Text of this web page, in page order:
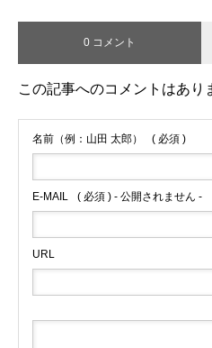
0 コメント
この記事へのコメントはあり
名前（例：山田 太郎） ( 必須 )
E-MAIL ( 必須 ) - 公開されません -
URL